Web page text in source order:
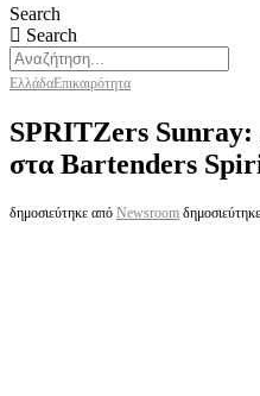
Search
Search
ΕλλάδαΕπικαιρότητα
SPRITZers Sunray:
στα Bartenders
δημοσιεύτηκε από Newsroom